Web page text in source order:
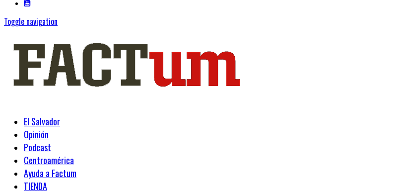
Toggle navigation
El Salvador
Opinión
Podcast
Centroamérica
Ayuda a Factum
TIENDA